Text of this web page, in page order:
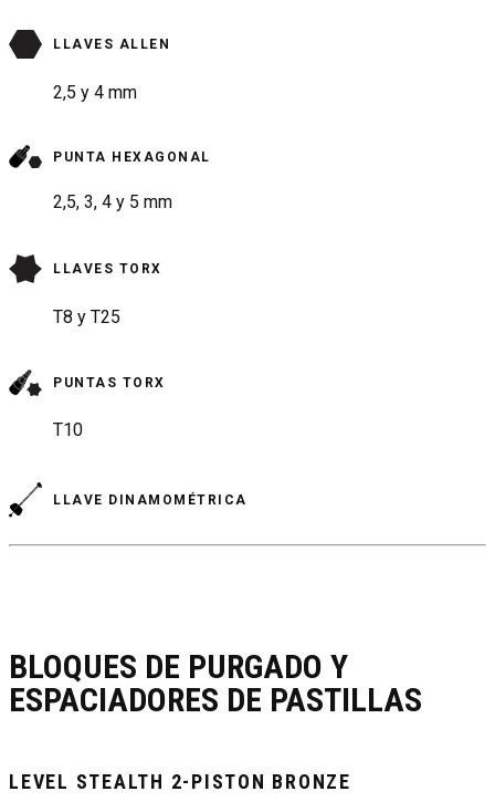
LLAVES ALLEN
2,5 y 4 mm
PUNTA HEXAGONAL
2,5, 3, 4 y 5 mm
LLAVES TORX
T8 y T25
PUNTAS TORX
T10
LLAVE DINAMOMÉTRICA
BLOQUES DE PURGADO Y
ESPACIADORES DE PASTILLAS
LEVEL STEALTH 2-PISTON BRONZE